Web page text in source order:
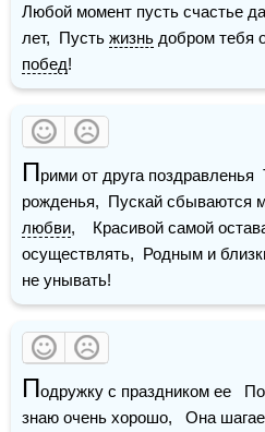
Любой момент пусть счастье
лет,  Пусть жизнь
побед!
Прими от друга поздравленья
любви,    Красивой самой
осуществлять,  Родным и
не унывать!
Подружку с праздником ее
знаю очень хорошо,   Она